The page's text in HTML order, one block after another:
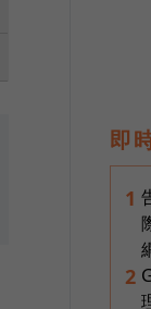
即
1
2